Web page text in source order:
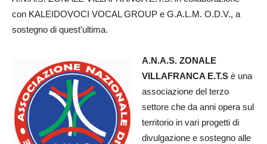
con KALEIDOVOCI VOCAL GROUP e G.A.L.M. O.D.V., a
sostegno di quest’ultima.
A.N.A.S. ZONALE
VILLAFRANCA E.T.S è una
associazione del terzo
settore che da anni opera sul
territorio in vari progetti di
divulgazione e sostegno alle